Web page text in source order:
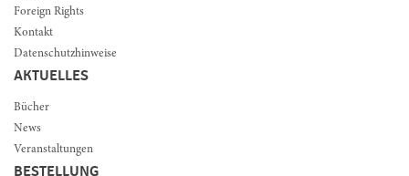
Foreign Rights
Kontakt
Datenschutzhinweise
AKTUELLES
Bücher
News
Veranstaltungen
BESTELLUNG